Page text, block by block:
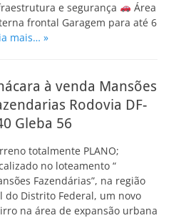
e segurança
Área
frontal Garagem para até 6
mais… »
à venda Mansões
Rodovia DF-
Gleba 56
totalmente PLANO;
no loteamento “
Fazendárias”, na região
do Distrito Federal, um novo
na área de expansão urbana